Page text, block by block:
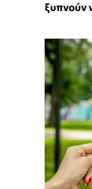
ξυπνούν